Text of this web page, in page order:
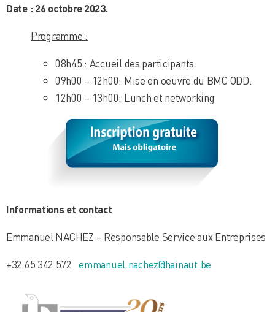
Date : 26 octobre 2023.
Programme :
08h45 : Accueil des participants.
09h00 – 12h00: Mise en oeuvre du BMC ODD.
12h00 – 13h00: Lunch et networking
Informations et contact
Emmanuel NACHEZ – Responsable Service aux Entreprises
+32 65 342 572emmanuel.nachez@hainaut.be